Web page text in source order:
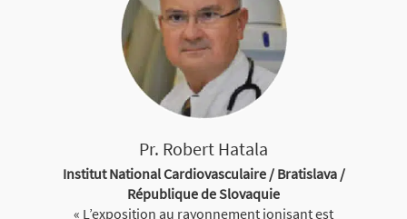
Pr. Robert Hatala
Institut National Cardiovasculaire / Bratislava /
République de Slovaquie
« L’exposition au rayonnement ionisant est